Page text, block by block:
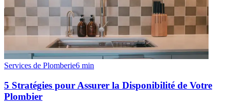
Services de Plomberie6 min
5 Stratégies pour Assurer la Disponibilité de Votre
Plombier